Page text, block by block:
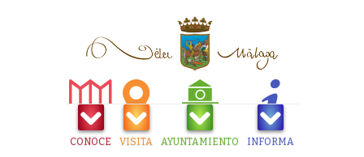
CONOCE VISITA AYUNTAMIENTO INFORMA